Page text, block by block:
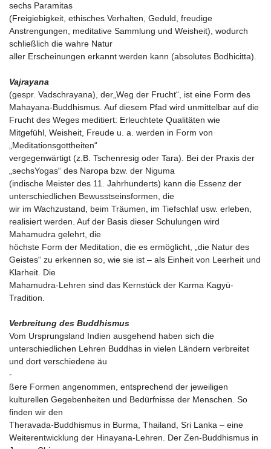
sechs Paramitas
(Freigiebigkeit, ethisches Verhalten, Geduld, freudige
Anstrengungen, meditative Sammlung und Weisheit), wodurch
schließlich die wahre Natur
aller Erscheinungen erkannt werden kann (absolutes Bodhicitta).
Vajrayana
(gespr. Vadschrayana), der„Weg der Frucht“, ist eine Form des
Mahayana-Buddhismus. Auf diesem Pfad wird unmittelbar auf die
Frucht des Weges meditiert: Erleuchtete Qualitäten wie
Mitgefühl, Weisheit, Freude u. a. werden in Form von
„Meditationsgottheiten“
vergegenwärtigt (z.B. Tschenresig oder Tara). Bei der Praxis der
„sechsYogas“ des Naropa bzw. der Niguma
(indische Meister des 11. Jahrhunderts) kann die Essenz der
unterschiedlichen Bewusstseinsformen, die
wir im Wachzustand, beim Träumen, im Tiefschlaf usw. erleben,
realisiert werden. Auf der Basis dieser Schulungen wird
Mahamudra gelehrt, die
höchste Form der Meditation, die es ermöglicht, „die Natur des
Geistes“ zu erkennen so, wie sie ist – als Einheit von Leerheit und
Klarheit. Die
Mahamudra-Lehren sind das Kernstück der Karma Kagyü-
Tradition.
Verbreitung des Buddhismus
Vom Ursprungsland Indien ausgehend haben sich die
unterschiedlichen Lehren Buddhas in vielen Ländern verbreitet
und dort verschiedene äu
-
ßere Formen angenommen, entsprechend der jeweiligen
kulturellen Gegebenheiten und Bedürfnisse der Menschen. So
finden wir den
Theravada-Buddhismus in Burma, Thailand, Sri Lanka – eine
Weiterentwicklung der Hinayana-Lehren. Der Zen-Buddhismus in